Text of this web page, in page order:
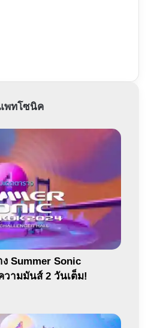
พทโซนิค
Summer Sonic
วามมันส์ 2 วันเต็ม!